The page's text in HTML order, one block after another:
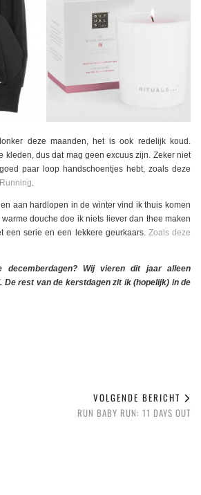
deze maanden, het is ook redelijk koud.
kleden, dus dat mag geen excuus zijn. Zeker niet
paar loop handschoentjes hebt, zoals deze
.
aan hardlopen in de winter vind ik thuis komen
douche doe ik niets liever dan thee maken
een serie en een lekkere geurkaars. Zoals deze
Wij vieren dit jaar alleen
rest van de kerstdagen zit ik (hopelijk) in de
VOLGENDE BERICHT
RUN BABY RUN: 11 DAYS OUT